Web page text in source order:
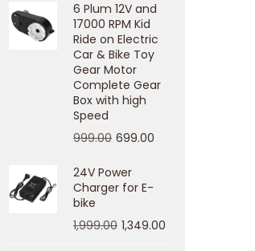
6 Plum 12V and
17000 RPM Kid
Ride on Electric
Car & Bike Toy
Gear Motor
Complete Gear
Box with high
Speed
999.00 699.00
24V Power
Charger for E-
bike
1,999.00 1,349.00